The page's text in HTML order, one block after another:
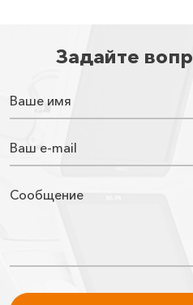
Задайте
Ваше имя
Ваш e-mail
Сообщение